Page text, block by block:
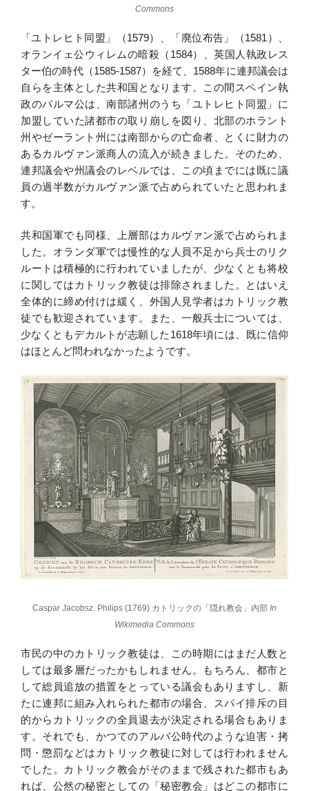
Commons
「ユトレヒト同盟」（1579）、「廃位布告」（1581）、
オランイェ公ウィレムの暗殺（1584）、英国人執政レス
ター伯の時代（1585-1587）を経て、1588年に連邦議会は
自らを主体とした共和国となります。この間スペイン執
政のパルマ公は、南部諸州のうち「ユトレヒト同盟」に
加盟していた諸都市の取り崩しを図り、北部のホラント
州やゼーラント州には南部からの亡命者、とくに財力の
あるカルヴァン派商人の流入が続きました。そのため、
連邦議会や州議会のレベルでは、この頃までには既に議
員の過半数がカルヴァン派で占められていたと思われま
す。
共和国軍でも同様、上層部はカルヴァン派で占められま
した。オランダ軍では慢性的な人員不足から兵士のリク
ルートは積極的に行われていましたが、少なくとも将校
に関してはカトリック教徒は排除されました。とはいえ
全体的に締め付けは緩く、外国人見学者はカトリック教
徒でも歓迎されています。また、一般兵士については、
少なくともデカルトが志願した1618年頃には、既に信仰
はほとんど問われなかったようです。
Caspar Jacobsz. Philips (1769) カトリックの「隠れ教会」内部 In
Wikimedia Commons
市民の中のカトリック教徒は、この時期にはまだ人数と
しては最多層だったかもしれません。もちろん、都市と
して総員追放の措置をとっている議会もありますし、新
たに連邦に組み入れられた都市の場合、スパイ排斥の目
的からカトリックの全員退去が決定される場合もありま
す。それでも、かつてのアルバ公時代のような迫害・拷
問・懲罰などはカトリック教徒に対しては行われません
でした。カトリック教会がそのままで残された都市もあ
れば、公然の秘密としての「秘密教会」はどこの都市に